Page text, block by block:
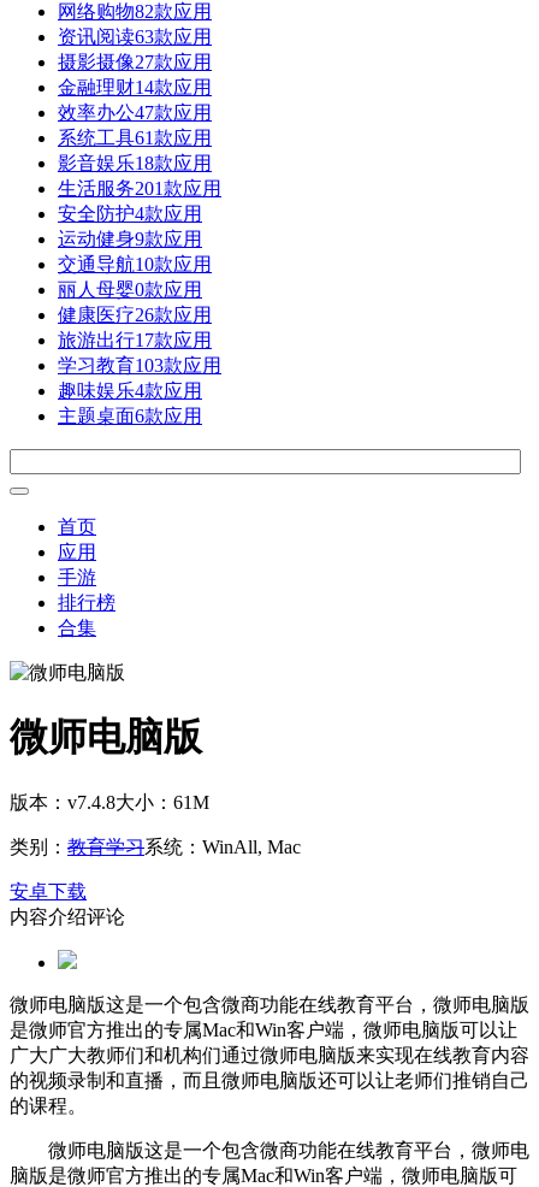
网络购物82款应用
资讯阅读63款应用
摄影摄像27款应用
金融理财14款应用
效率办公47款应用
系统工具61款应用
影音娱乐18款应用
生活服务201款应用
安全防护4款应用
运动健身9款应用
交通导航10款应用
丽人母婴0款应用
健康医疗26款应用
旅游出行17款应用
学习教育103款应用
趣味娱乐4款应用
主题桌面6款应用
首页
应用
手游
排行榜
合集
微师电脑版
版本：v7.4.8大小：61M
类别： 教育学习系统：WinAll, Mac
安卓下载
内容介绍评论
微师电脑版这是一个包含微商功能在线教育平台，微师电脑版
是微师官方推出的专属Mac和Win客户端，微师电脑版可以让
广大广大教师们和机构们通过微师电脑版来实现在线教育内容
的视频录制和直播，而且微师电脑版还可以让老师们推销自己
的课程。
微师电脑版这是一个包含微商功能在线教育平台，微师电
脑版是微师官方推出的专属Mac和Win客户端，微师电脑版可